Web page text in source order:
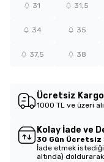
31 31,5
34 35
37,5 38
Ücretsiz Kargo
1000 TL ve üzeri
Kolay İade ve
30 Gün Ücretsiz
İade etmek
altında)